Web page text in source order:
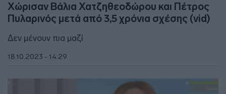
Χώρισαν Βάλια Χατζηθεοδώρου και Πέτρος
Πυλαρινός μετά από 3,5 χρόνια σχέσης (vid)
Δεν μένουν πια μαζί
18.10.2023 - 14:29